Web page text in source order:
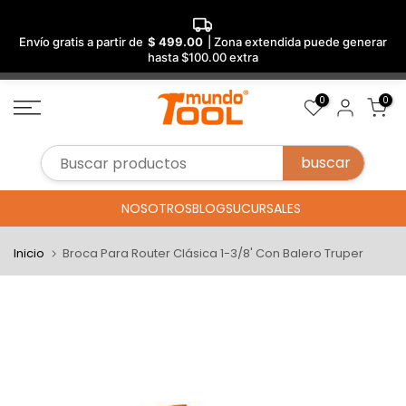
Envío gratis a partir de $ 499.00
| Zona extendida puede generar
hasta $100.00 extra
Saltar
al
0 0
NOSOTROSBLOGSUCURSALES
Inicio Broca Para Router Clásica 1-3/8' Con Balero Truper